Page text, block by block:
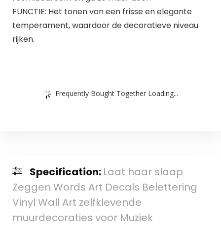
FUNCTIE: Het tonen van een frisse en elegante
temperament, waardoor de decoratieve niveau
rijken.
Frequently Bought Together Loading...
Specification: Laat haar slaap
Zeggen Words Art Decals Belettering
Vinyl Wall Art zelfklevende
muurdecoraties voor Muziek